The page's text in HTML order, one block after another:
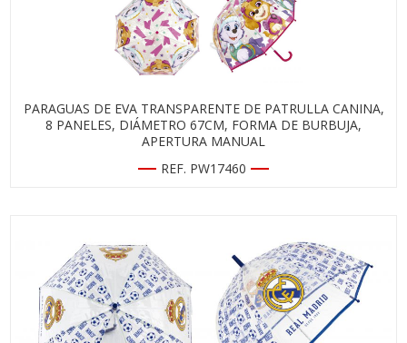
PARAGUAS DE EVA TRANSPARENTE DE PATRULLA CANINA,
8 PANELES, DIÁMETRO 67CM, FORMA DE BURBUJA,
APERTURA MANUAL
REF. PW17460